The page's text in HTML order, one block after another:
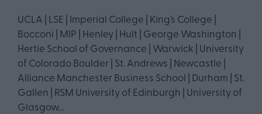
UCLA | LSE | Imperial College | King’s College |
Bocconi | MIP | Henley | Hult | George Washington |
Hertie School of Governance | Warwick | University
of Colorado Boulder | St. Andrews | Newcastle |
Alliance Manchester Business School | Durham | St.
Gallen | RSM University of Edinburgh | University of
Glasgow...